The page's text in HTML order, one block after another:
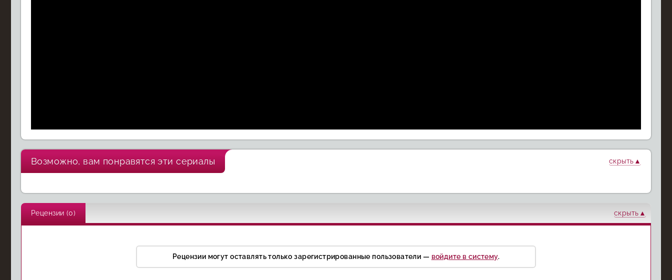
Возможно, вам понравятся эти сериалы
скрыть
Король Талсы
Вторжение Побережье
Рецензии (0) скрыть
Рецензии могут оставлять только зарегистрированные пользователи — войдите в систему.